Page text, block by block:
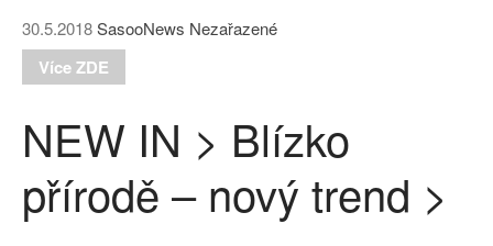
Máme pro Vás ☀ 500 Kč, 300
DIVERSE – světová newyorská
móda ☆ Exklusivně na Sasoo
Slova došla… Není co dodat…
Odlišit se nebylo nikdy
30.5.2018SasooNews Nezařazené
Více ZDE
NEW IN > Blízko
přírodě – nový trend >